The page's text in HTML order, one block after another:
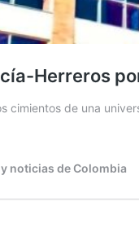
Herreros
cimientos de una
noticias de Colombia